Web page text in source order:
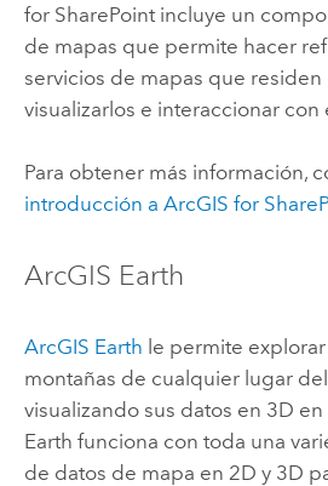
for SharePointincluye un
de mapas que permite hacer
servicios de mapas que residen
visualizarlos e interaccionar con
Para obtener más información,
introducción a ArcGIS for
ArcGIS Earth
ArcGIS Earth le permite
montañas de cualquier lugar
visualizando sus datos en 3D
Earth funciona con toda una
de datos de mapa en 2D y 3D